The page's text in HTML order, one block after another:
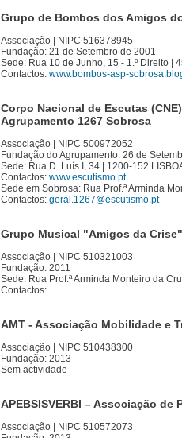
Grupo de Bombos dos Amigos
Associação | NIPC 516378945
Fundação: 21 de Setembro de 2001
Sede: Rua 10 de Junho, 15 - 1.º Direito |
Contactos: www.bombos-asp-
Corpo Nacional de Escutas
Agrupamento 1267 Sobrosa
Associação | NIPC 500972052
Fundação do Agrupamento: 26 de
Sede: Rua D. Luís I, 34 | 1200-152
Contactos: www.escutismo.pt
Sede em Sobrosa: Rua Prof.ª Arminda
Contactos: geral.1267@escutismo.pt
Grupo Musical "Amigos da Crise"
Associação | NIPC 510321003
Fundação: 2011
Sede: Rua Prof.ª Arminda Monteiro da
Contactos:
AMT - Associação Mobilidade e
Associação | NIPC 510438300
Fundação: 2013
Sem actividade
APEBSISVERBI – Associação
Associação | NIPC 510572073